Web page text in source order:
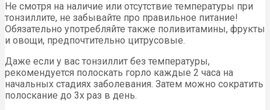
Не смотря на наличие или отсутствие температуры при
тонзиллите, не забывайте про правильное питание!
Обязательно употребляйте также поливитамины, фрукты
и овощи, предпочтительно цитрусовые.
Даже если у вас тонзиллит без температуры,
рекомендуется полоскать горло каждые 2 часа на
начальных стадиях заболевания. Затем можно сократить
полоскание до 3х раз в день.